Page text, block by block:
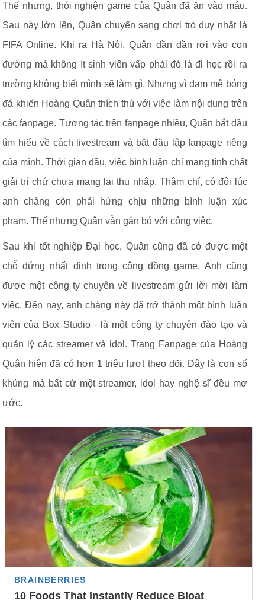
Thế nhưng, thói nghiện game của Quân đã ăn vào máu.
Sau này lớn lên, Quân chuyển sang chơi trò duy nhất là
FIFA Online. Khi ra Hà Nội, Quân dần dần rơi vào con
đường mà không ít sinh viên vấp phải đó là đi học rồi ra
trường không biết mình sẽ làm gì. Nhưng vì đam mê bóng
đá khiến Hoàng Quân thích thú với việc làm nội dung trên
các fanpage. Tương tác trên fanpage nhiều, Quân bắt đầu
tìm hiểu về cách livestream và bắt đầu lập fanpage riêng
của mình. Thời gian đầu, việc bình luận chỉ mang tính chất
giải trí chứ chưa mang lại thu nhập. Thậm chí, có đôi lúc
anh chàng còn phải hứng chịu những bình luận xúc
phạm. Thế nhưng Quân vẫn gắn bó với công việc.
Sau khi tốt nghiệp Đại học, Quân cũng đã có được một
chỗ đứng nhất định trong cộng đồng game. Anh cũng
được một công ty chuyên về livestream gửi lời mời làm
việc. Đến nay, anh chàng này đã trở thành một bình luận
viên của Box Studio - là một công ty chuyên đào tạo và
quản lý các streamer và idol. Trang Fanpage của Hoàng
Quân hiện đã có hơn 1 triệu lượt theo dõi. Đây là con số
khủng mà bất cứ một streamer, idol hay nghệ sĩ đều mơ
ước.